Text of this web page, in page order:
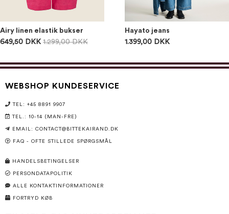
Airy linen elastik bukser
649,50 DKK 1.299,00 DKK
Hayato jeans
1.399,00 DKK
WEBSHOP KUNDESERVICE
TEL: +45 8891 9907
TEL.: 10-14 (MAN-FRE)
EMAIL: CONTACT@BITTEKAIRAND.DK
FAQ - OFTE STILLEDE SPØRGSMÅL
HANDELSBETINGELSER
PERSONDATAPOLITIK
ALLE KONTAKTINFORMATIONER
FORTRYD KØB